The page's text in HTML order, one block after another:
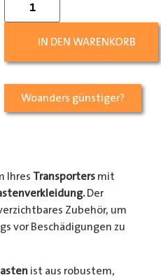
IN DEN WARENKORB
Woanders günstiger?
Ihres Transportersmit
Der
Zubehör, um
vor Beschädigungen zu
ist aus robustem,